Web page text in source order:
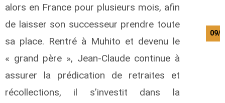
alors en France pour plusieurs mois, afin
de laisser son successeur prendre toute
sa place. Rentré à Muhito et devenu le
« grand père », Jean-Claude continue à
assurer la prédication de retraites et
récollections, il s’investit dans la
09/